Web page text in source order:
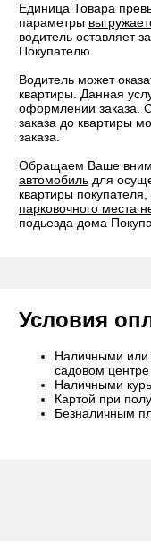
Единица Товара
параметры
водитель оставляет
Покупателю.
Водитель может
квартиры. Данная
оформлении заказа.
заказа до квартиры
заказа.
Обращаем Ваше
автомобиль для
квартиры покупателя,
парковочного места
подьезда дома
Условия
Наличными или
садовом
Наличными
Картой при
Безналичным